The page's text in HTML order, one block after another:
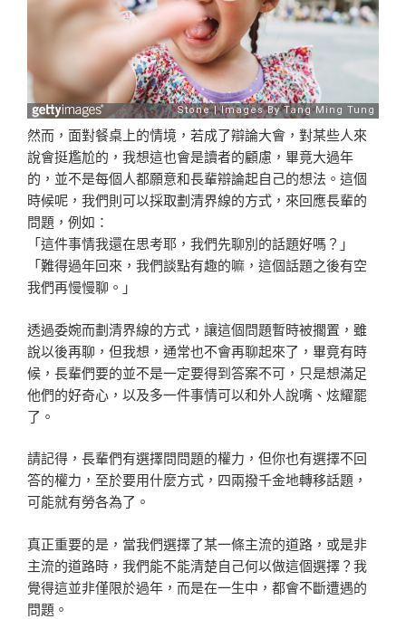
然而，面對餐桌上的情境，若成了辯論大會，對某些人來
說會挺尷尬的，我想這也會是讀者的顧慮，畢竟大過年
的，並不是每個人都願意和長輩辯論起自己的想法。這個
時候呢，我們則可以採取劃清界線的方式，來回應長輩的
問題，例如：
「這件事情我還在思考耶，我們先聊別的話題好嗎？」
「難得過年回來，我們談點有趣的嘛，這個話題之後有空
我們再慢慢聊。」
透過委婉而劃清界線的方式，讓這個問題暫時被擱置，雖
說以後再聊，但我想，通常也不會再聊起來了，畢竟有時
候，長輩們要的並不是一定要得到答案不可，只是想滿足
他們的好奇心，以及多一件事情可以和外人說嘴、炫耀罷
了。
請記得，長輩們有選擇問問題的權力，但你也有選擇不回
答的權力，至於要用什麼方式，四兩撥千金地轉移話題，
可能就有勞各為了。
真正重要的是，當我們選擇了某一條主流的道路，或是非
主流的道路時，我們能不能清楚自己何以做這個選擇？我
覺得這並非僅限於過年，而是在一生中，都會不斷遭遇的
問題。